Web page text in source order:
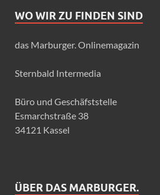
WO WIR ZU FINDEN SIND
das Marburger. Onlinemagazin
Sternbald Intermedia
Büro und Geschäfststelle
Esmarchstraße 38
34121 Kassel
ÜBER DAS MARBURGER.